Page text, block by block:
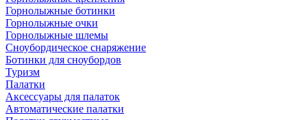
Горнолыжные ботинки
Горнолыжные очки
Горнолыжные шлемы
Сноубордическое снаряжение
Ботинки для сноубордов
Туризм
Палатки
Аксессуары для палаток
Автоматические палатки